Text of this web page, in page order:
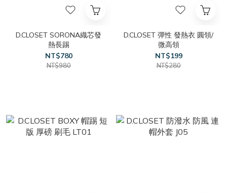
D.CLOSET SORONA織芯發
熱長踢
NT$780
NT$980
D.CLOSET 彈性 發熱衣 圓領/
微高領
NT$199
NT$280